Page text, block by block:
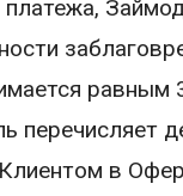
перечисляет
в